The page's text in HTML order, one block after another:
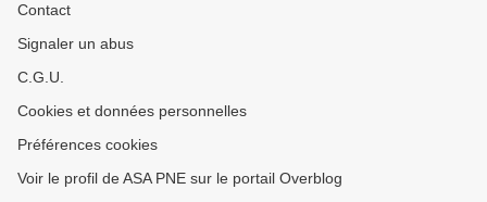
Contact
Signaler un abus
C.G.U.
Cookies et données personnelles
Préférences cookies
Voir le profil de ASA PNE sur le portail Overblog